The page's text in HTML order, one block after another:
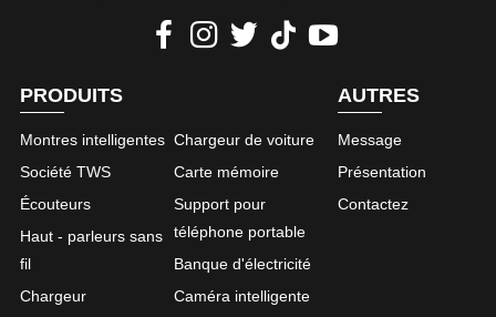
PRODUITS
Montres intelligentes
Société TWS
Écouteurs
Haut - parleurs sans
fil
Chargeur
Chargeur de voiture
Carte mémoire
Support pour
téléphone portable
Banque d'électricité
Caméra intelligente
AUTRES
Message
Présentation
Contactez